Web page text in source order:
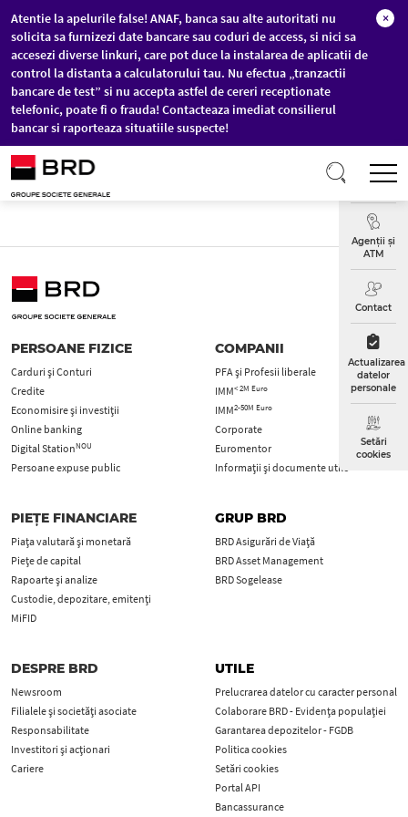
Sari la conținutul principal
Atentie la apelurile false! ANAF, banca sau alte autoritati nu
solicita sa furnizezi date bancare sau coduri de access, si nici sa
accesezi diverse linkuri, care pot duce la instalarea de aplicatii de
control la distanta a calculatorului tau. Nu efectua „tranzactii
bancare de test” si nu accepta astfel de cereri receptionate
telefonic, poate fi o frauda! Contacteaza imediat consilierul
bancar si raporteaza situatiile suspecte!
×
Curs
Agenții și
ATM
Contact
Actualizarea
datelor
personale
Setări
cookies
PERSOANE FIZICE
Carduri şi Conturi
Credite
Economisire și investiții
Online banking
Digital StationNOU
Persoane expuse public
COMPANII
PFA şi Profesii liberale
IMM< 2M Euro
IMM2-50M Euro
Corporate
Euromentor
Informații și documente utile
PIEȚE FINANCIARE
Piața valutară și monetară
Piețe de capital
Rapoarte și analize
Custodie, depozitare, emitenți
MiFID
GRUP BRD
BRD Asigurări de Viață
BRD Asset Management
BRD Sogelease
DESPRE BRD
Newsroom
Filialele și societăți asociate
Responsabilitate
Investitori și acționari
Cariere
UTILE
Prelucrarea datelor cu caracter personal
Colaborare BRD - Evidența populației
Garantarea depozitelor - FGDB
Politica cookies
Setări cookies
Portal API
Bancassurance